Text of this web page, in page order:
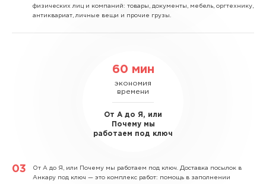
физических лиц и компаний: товары, документы, мебель, оргтехнику,
антиквариат, личные вещи и прочие грузы.
60 мин
экономия
времени
От А до Я, или
Почему мы
работаем под ключ
От А до Я, или Почему мы работаем под ключ. Доставка посылок в
Анкару под ключ — это комплекс работ: помощь в заполнении